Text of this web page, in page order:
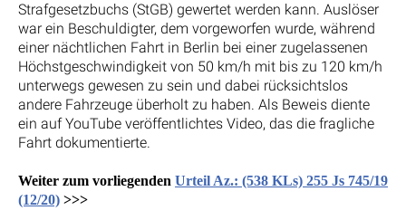
Strafgesetzbuchs (StGB) gewertet werden kann. Auslöser
war ein Beschuldigter, dem vorgeworfen wurde, während
einer nächtlichen Fahrt in Berlin bei einer zugelassenen
Höchstgeschwindigkeit von 50 km/h mit bis zu 120 km/h
unterwegs gewesen zu sein und dabei rücksichtslos
andere Fahrzeuge überholt zu haben. Als Beweis diente
ein auf YouTube veröffentlichtes Video, das die fragliche
Fahrt dokumentierte.
Weiter zum vorliegenden Urteil Az.: (538 KLs) 255 Js 745/19
(12/20) >>>